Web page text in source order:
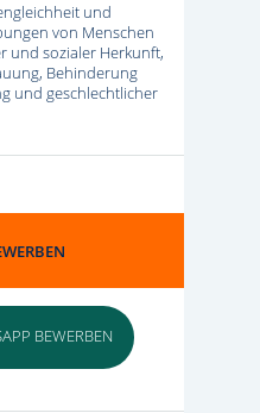
und
von Menschen
und sozialer Herkunft,
Behinderung
und geschlechtlicher
BEWERBEN